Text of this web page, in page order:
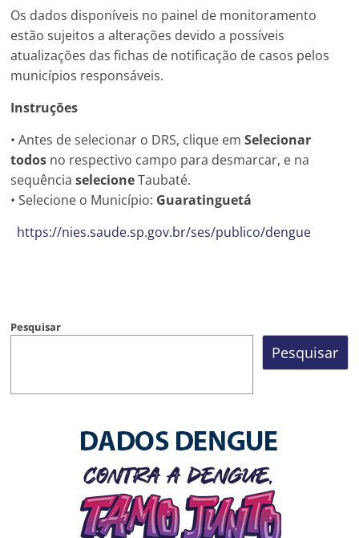
Prefeitura
Estância
Turística
Guaratinguetá
Os dados disponíveis no painel de monitoramento
estão sujeitos a alterações devido a possíveis
atualizações das fichas de notificação de casos pelos
municípios responsáveis.
Instruções
• Antes de selecionar o DRS, clique emSelecionar
todos no respectivo campo para desmarcar, e na
sequênciaselecioneTaubaté.
• Selecione o Município: Guaratinguetá
https://nies.saude.sp.gov.br/ses/publico/dengue
Pesquisar
Pesquisar